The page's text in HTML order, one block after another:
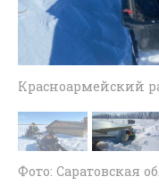
Красноармейский
Фото: Саратовская